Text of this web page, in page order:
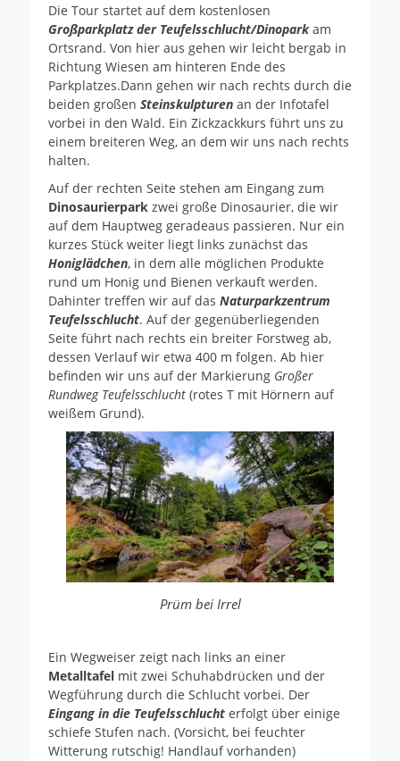
Die Tour startet auf dem kostenlosen
Großparkplatz der Teufelsschlucht/Dinoparkam
Ortsrand. Von hier aus gehen wir leicht bergab in
Richtung Wiesen am hinteren Ende des
Parkplatzes.Dann gehen wir nach rechts durch die
beiden großen Steinskulpturen an der Infotafel
vorbei in den Wald. Ein Zickzackkurs führt uns zu
einem breiteren Weg, an dem wir uns nach rechts
halten.
Auf der rechten Seite stehen am Eingang zum
Dinosaurierpark zwei große Dinosaurier, die wir
auf dem Hauptweg geradeaus passieren. Nur ein
kurzes Stück weiter liegt links zunächst das
Honiglädchen, in dem alle möglichen Produkte
rund um Honig und Bienen verkauft werden.
Dahinter treffen wir auf das Naturparkzentrum
Teufelsschlucht. Auf der gegenüberliegenden
Seite führt nach rechts ein breiter Forstweg ab,
dessen Verlauf wir etwa 400 m folgen. Ab hier
befinden wir uns auf der Markierung Großer
Rundweg Teufelsschlucht (rotes T mit Hörnern auf
weißem Grund).
Prüm bei Irrel
Ein Wegweiser zeigt nach links an einer
Metalltafel mit zwei Schuhabdrücken und der
Wegführung durch die Schlucht vorbei. Der
Eingang in die Teufelsschlucht erfolgt über einige
schiefe Stufen nach. (Vorsicht, bei feuchter
Witterung rutschig! Handlauf vorhanden)